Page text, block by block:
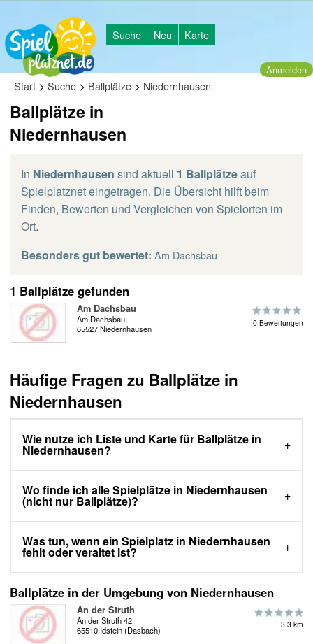
Suche Neu Karte
Anmelden
Start > Suche > Ballplätze > Niedernhausen
Ballplätze in
Niedernhausen
In Niedernhausen sind aktuell 1 Ballplätzeauf
Spielplatznet eingetragen. Die Übersicht hilft beim
Finden, Bewerten und Vergleichen von Spielorten im
Ort.
Besonders gut bewertet: Am Dachsbau
1 Ballplätze gefunden
Am Dachsbau
Am Dachsbau,
65527 Niedernhausen
0 Bewertungen
Häufige Fragen zu Ballplätze in
Niedernhausen
Wie nutze ich Liste und Karte für Ballplätze in
Niedernhausen?
Wo finde ich alle Spielplätze in Niedernhausen
(nicht nur Ballplätze)?
Was tun, wenn ein Spielplatz in Niedernhausen
fehlt oder veraltet ist?
Ballplätze in der Umgebung von Niedernhausen
An der Struth
An der Struth 42,
65510 Idstein (Dasbach)
3.3 km